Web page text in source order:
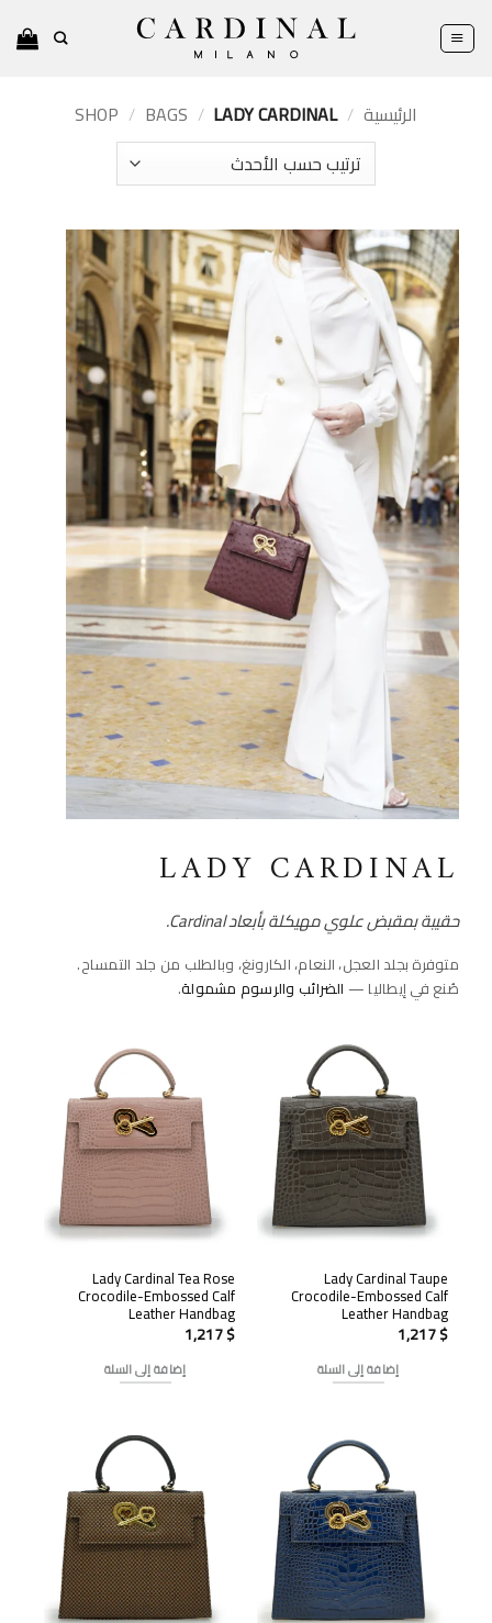
للمحتوى
الرئيسية /
SHOP / BAGS / LADY CARDINAL
LADY CARDINAL
حقيبة بمقبض علوي مهيكلة بأبعاد Cardinal.
متوفرة بجلد العجل، النعام، الكارونغ، وبالطلب من جلد التمساح.
صُنع في إيطاليا — الضرائب والرسوم مشمولة.
Lady Cardinal Taupe
Crocodile-Embossed Calf
Leather Handbag
1,217$
إضافة إلى السلة
Lady Cardinal Tea Rose
Crocodile-Embossed Calf
Leather Handbag
1,217$
إضافة إلى السلة